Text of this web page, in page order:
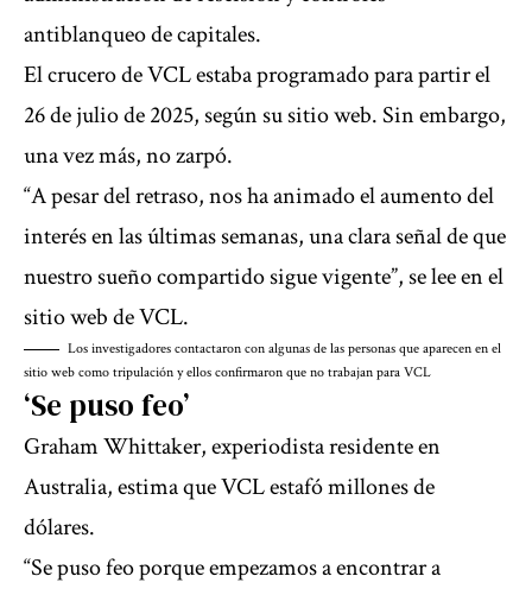
antiblanqueo de capitales.
El crucero de VCL estaba programado para partir el
26 de julio de 2025, según su sitio web. Sin embargo,
una vez más, no zarpó.
“A pesar del retraso, nos ha animado el aumento del
interés en las últimas semanas, una clara señal de que
nuestro sueño compartido sigue vigente”, se lee en el
sitio web de VCL.
Los investigadores contactaron con algunas de las personas que aparecen en el
sitio web como tripulación y ellos confirmaron que no trabajan para VCL
‘Se puso feo’
Graham Whittaker, experiodista residente en
Australia, estima que VCL estafó millones de
dólares.
“Se puso feo porque empezamos a encontrar a